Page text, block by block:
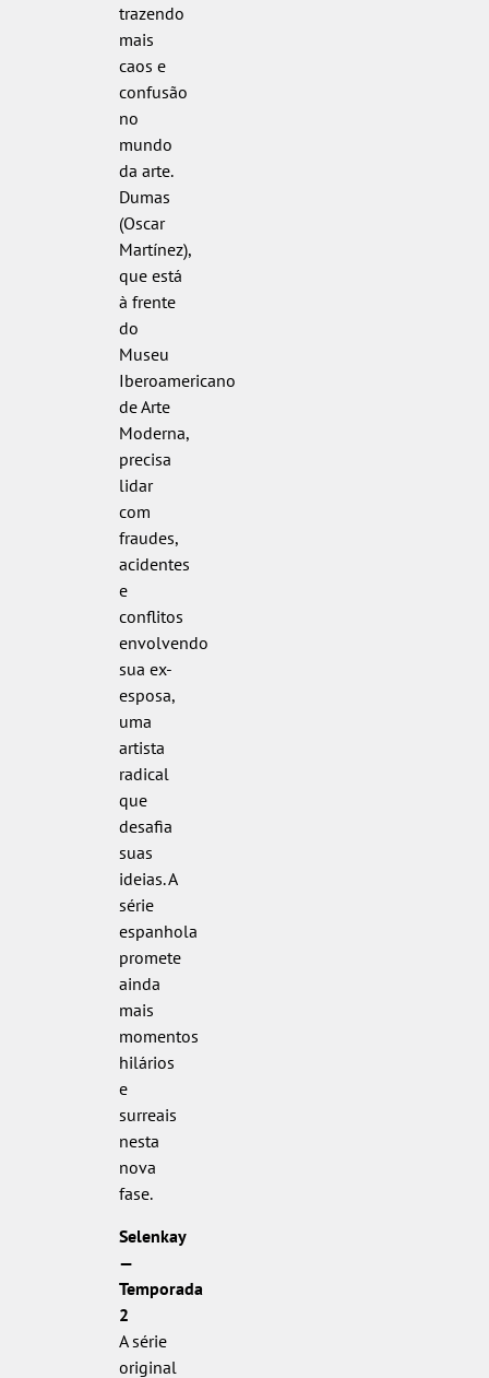
trazendo
mais
caos e
confusão
no
mundo
da arte.
Dumas
(Oscar
Martínez),
que está
à frente
do
Museu
Iberoamericano
de Arte
Moderna,
precisa
lidar
com
fraudes,
acidentes
e
conflitos
envolvendo
sua ex-
esposa,
uma
artista
radical
que
desafia
suas
ideias. A
série
espanhola
promete
ainda
mais
momentos
hilários
e
surreais
nesta
nova
fase.
Selenkay
—
Temporada
2
A série
original